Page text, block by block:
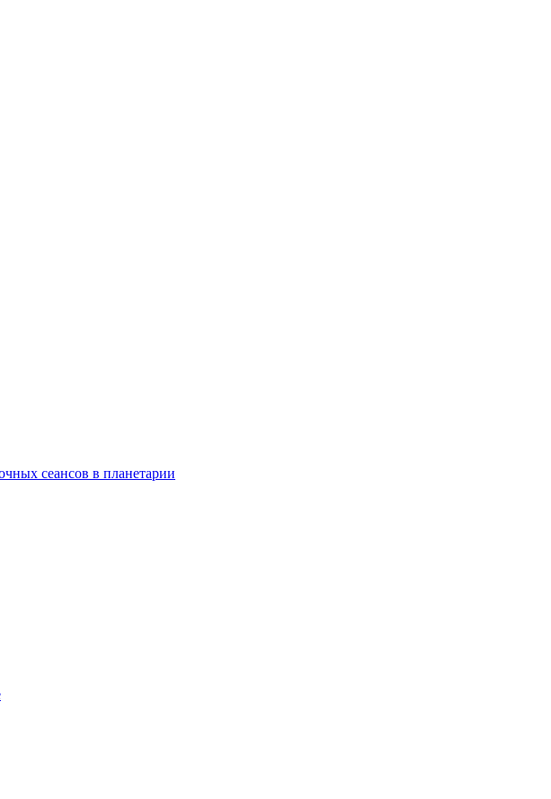
сеансов в планетарии